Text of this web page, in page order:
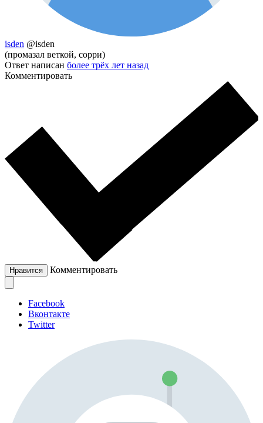
isden @isden
(промазал веткой, сорри)
Ответ написан более трёх лет назад
Комментировать
Нравится Комментировать
Facebook
Вконтакте
Twitter